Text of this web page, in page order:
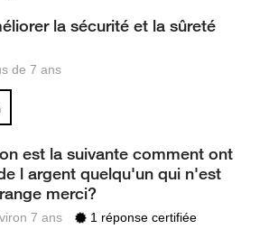
la sécurité et la sûreté
de 7 ans
est la suivante comment ont
l argent quelqu'un qui n'est
merci?
7 ans 1 réponse certifiée